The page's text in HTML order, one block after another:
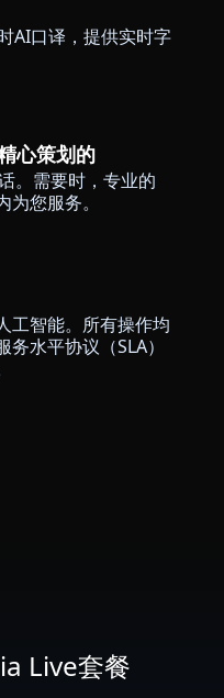
AI口译，提供实时字
心策划的
。需要时，专业的
为您服务。
工智能。所有操作均
水平协议（SLA）
Live套餐